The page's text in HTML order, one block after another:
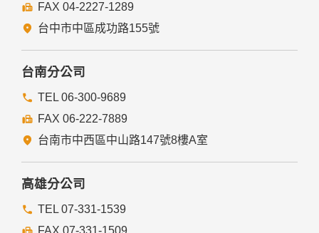
揭露您的個人資料是為了辨識、聯絡或採取法律行動所必要
者。
本網站委託廠商協助蒐集、處理或利用您的個人資料時，將對
委外廠商或個人善盡監督管理之責。
六、Cookie之使用
為了提供您最佳的服務，本網站會在您的電腦中放置並取用我
們的Cookie，若您不願接受Cookie的寫入，您可在您使用的
瀏覽器功能項中設定隱私權等級為高，即可拒絕Cookie的寫
七、隱私權保護政策之修正
款將刊登於網站上。
FAX 04-2227-1289
台中市中區成功路155號
台南分公司
TEL 06-300-9689
FAX 06-222-7889
台南市中西區中山路147號8樓A室
高雄分公司
TEL 07-331-1539
FAX 07-331-1509